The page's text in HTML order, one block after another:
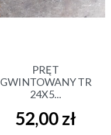
PRĘT
GWINTOWANY TR
24X5...
Cena
52,00 zł